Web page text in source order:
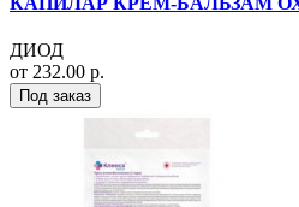
ДИОД
от 232.00 р.
Под заказ